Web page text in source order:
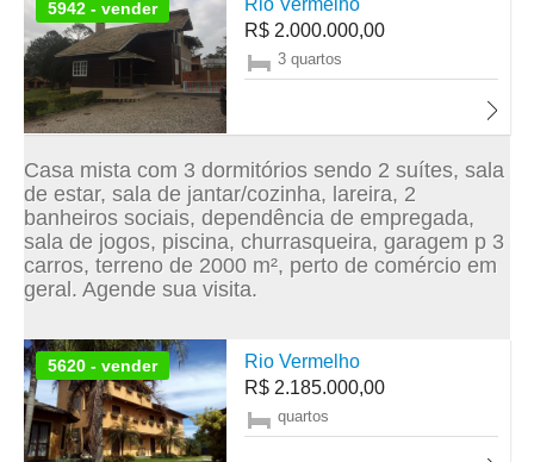
5942 - vender
Rio Vermelho
R$ 2.000.000,00
3 quartos
Casa mista com 3 dormitórios sendo 2 suítes, sala
de estar, sala de jantar/cozinha, lareira, 2
banheiros sociais, dependência de empregada,
sala de jogos, piscina, churrasqueira, garagem p 3
carros, terreno de 2000 m², perto de comércio em
geral. Agende sua visita.
5620 - vender
Rio Vermelho
R$ 2.185.000,00
quartos